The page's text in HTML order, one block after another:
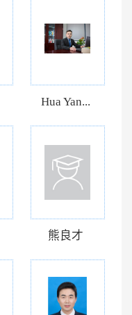
Hua Yan...
熊良才